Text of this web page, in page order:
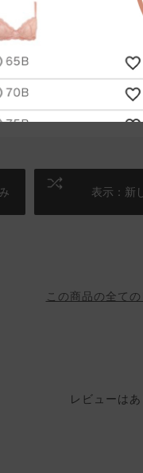
プ:骨格ナチュラル
みがとてもよかったです
表示：新
この商品の全て
レビューはあ